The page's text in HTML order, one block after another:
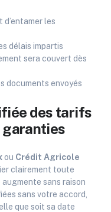
les
délais impartis
sera couvert dès
documents envoyés
des tarifs
garanties
ou Crédit Agricole
clairement toute
sans raison
sans votre accord,
que soit sa date